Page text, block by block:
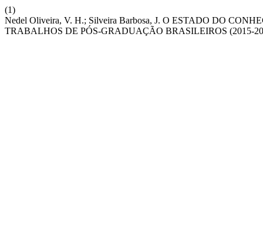
(1)
Nedel Oliveira, V. H.; Silveira Barbosa, J. O ESTADO DO
TRABALHOS DE PÓS-GRADUAÇÃO BRASILEIROS (2015-